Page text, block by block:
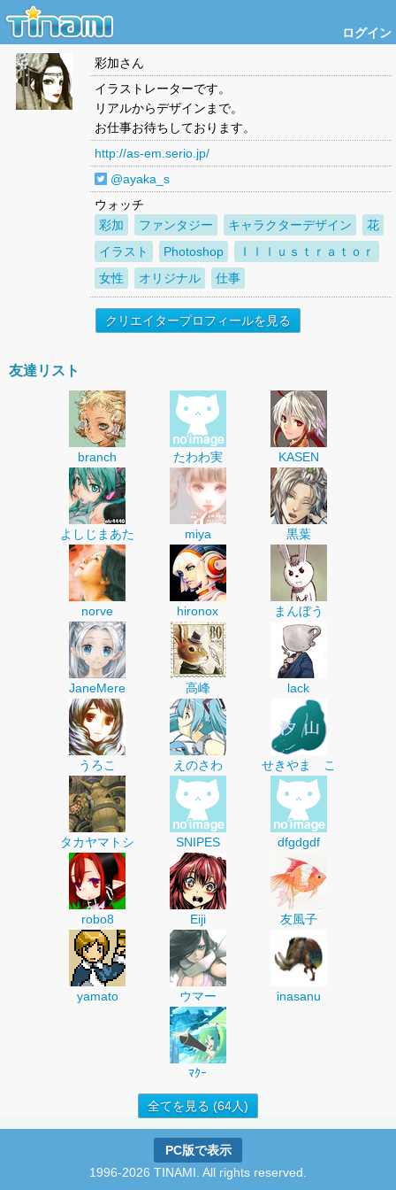
ログイン
彩加さん
イラストレーターです。
リアルからデザインまで。
お仕事お待ちしております。
http://as-em.serio.jp/
@ayaka_s
ウォッチ
彩加
ファンタジー キャラクターデザイン
花
イラスト
Photoshop
Ｉｌｌｕｓｔｒａｔｏｒ
女性
オリジナル 仕事
クリエイタープロフィールを見る
友達リスト
branch たわわ実 KASEN
よしじまあた miya 黒葉
norve hironox まんぼう
JaneMere 高峰 lack
うろこ えのさわ せきやま こ
タカヤマトシ SNIPES dfgdgdf
robo8 Eiji 友風子
yamato ウマー inasanu
ﾏｸｰ
全てを見る (64人)
PC版で表示
1996-2026 TINAMI. All rights reserved.